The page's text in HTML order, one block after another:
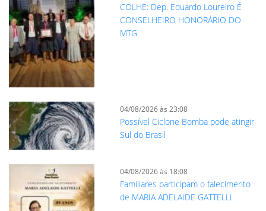
COLHE: Dep. Eduardo Loureiro É
CONSELHEIRO HONORÁRIO DO
MTG
04/08/2026 às 23:08
Possível Ciclone Bomba pode atingir
Sul do Brasil
04/08/2026 às 18:08
Familiares participam o falecimento
de MARIA ADELAIDE GATTELLI